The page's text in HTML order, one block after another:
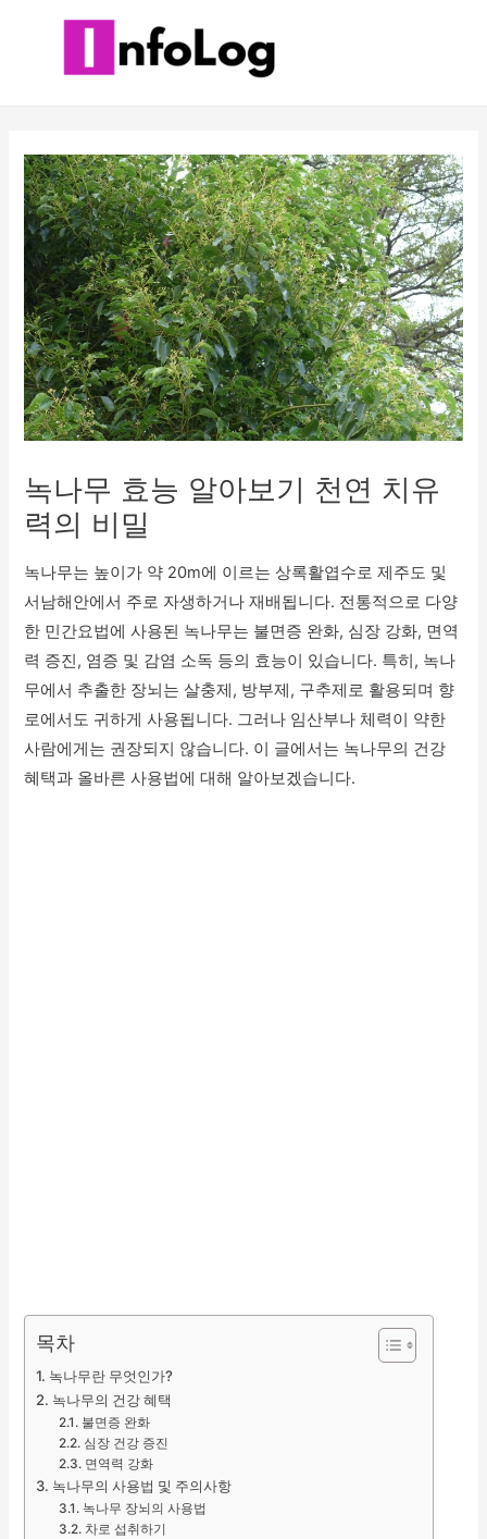
녹나무 효능 알아보기 천연 치유
력의 비밀
녹나무는 높이가 약 20m에 이르는 상록활엽수로 제주도 및
서남해안에서 주로 자생하거나 재배됩니다. 전통적으로 다양
한 민간요법에 사용된 녹나무는 불면증 완화, 심장 강화, 면역
력 증진, 염증 및 감염 소독 등의 효능이 있습니다. 특히, 녹나
무에서 추출한 장뇌는 살충제, 방부제, 구추제로 활용되며 향
로에서도 귀하게 사용됩니다. 그러나 임산부나 체력이 약한
사람에게는 권장되지 않습니다. 이 글에서는 녹나무의 건강
혜택과 올바른 사용법에 대해 알아보겠습니다.
목차
녹나무란 무엇인가?
녹나무의 건강 혜택
불면증 완화
심장 건강 증진
면역력 강화
녹나무의 사용법 및 주의사항
녹나무 장뇌의 사용법
차로 섭취하기